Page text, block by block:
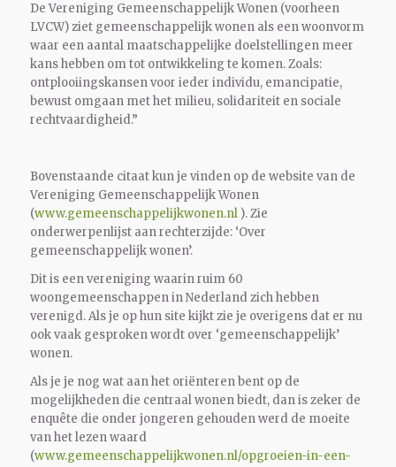
De Vereniging Gemeenschappelijk Wonen (voorheen
LVCW) ziet gemeenschappelijk wonen als een woonvorm
waar een aantal maatschappelijke doelstellingen meer
kans hebben om tot ontwikkeling te komen. Zoals:
ontplooiingskansen voor ieder individu, emancipatie,
bewust omgaan met het milieu, solidariteit en sociale
rechtvaardigheid.”
Bovenstaande citaat kun je vinden op de website van de
Vereniging Gemeenschappelijk Wonen
(www.gemeenschappelijkwonen.nl). Zie
onderwerpenlijst aan rechterzijde: ‘Over
gemeenschappelijk wonen’.
Dit is een vereniging waarin ruim 60
woongemeenschappen in Nederland zich hebben
verenigd. Als je op hun site kijkt zie je overigens dat er nu
ook vaak gesproken wordt over ‘gemeenschappelijk’
wonen.
Als je je nog wat aan het oriënteren bent op de
mogelijkheden die centraal wonen biedt, dan is zeker de
enquête die onder jongeren gehouden werd de moeite
van het lezen waard
(www.gemeenschappelijkwonen.nl/opgroeien-in-een-